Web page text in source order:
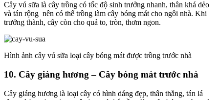
Cây vú sữa là cây trồng có tốc độ sinh trưởng nhanh, thân khá dẻo
và tán rộng nên có thể trồng làm cây bóng mát cho ngôi nhà. Khi
trưởng thành, cây còn cho quả to, tròn, thơm ngon.
Hình ảnh cây vú sữa loại cây bóng mát được trồng trước nhà
10. Cây giáng hương – Cây bóng mát trước nhà
Cây giáng hương là loại cây có hình dáng đẹp, thân thẳng, tán lá